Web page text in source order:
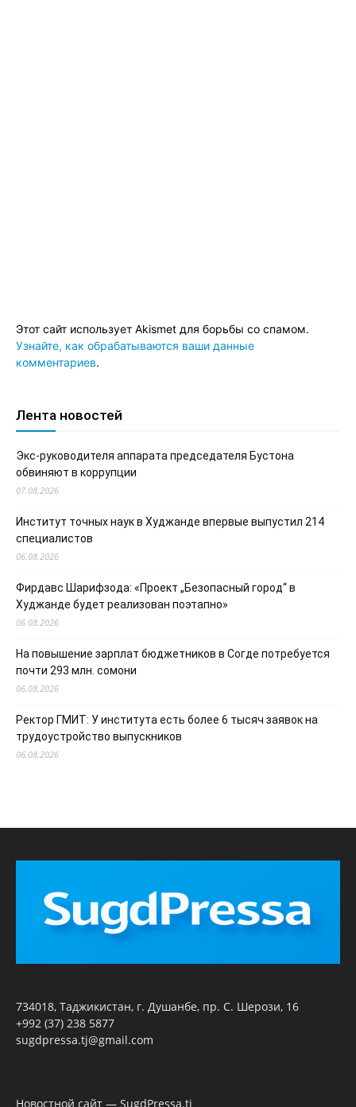
Этот сайт использует Akismet для борьбы со спамом.
Узнайте, как обрабатываются ваши данные
комментариев.
Лента новостей
Экс-руководителя аппарата председателя Бустона
обвиняют в коррупции
07.08.2026
Институт точных наук в Худжанде впервые выпустил 214
специалистов
06.08.2026
Фирдавс Шарифзода: «Проект „Безопасный город“ в
Худжанде будет реализован поэтапно»
06.08.2026
На повышение зарплат бюджетников в Согде потребуется
почти 293 млн. сомони
06.08.2026
Ректор ГМИТ: У института есть более 6 тысяч заявок на
трудоустройство выпускников
06.08.2026
734018, Таджикистан, г. Душанбе, пр. С. Шерози, 16
+992 (37) 238 5877
sugdpressa.tj@gmail.com
Новостной сайт — SugdPressa.tj